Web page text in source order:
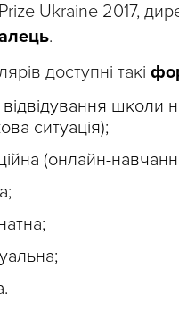
Ukraine 2017,
.
доступні такі
школи
ситуація);
(онлайн-